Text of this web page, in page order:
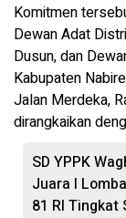
Komitmen
Dewan Adat
Dusun, dan
Kabupaten
Jalan Merdeka,
dirangkaikan
SD YPPK
Juara I
81 RI Tingkat